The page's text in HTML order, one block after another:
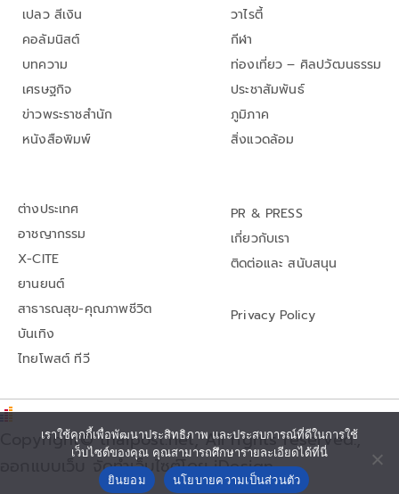
เปลว สีเงิน
คอลัมนิสต์
บทความ
เศรษฐกิจ
ข่าวพระราชสำนัก
หนังสือพิมพ์
วาไรตี้
กีฬา
ท่องเที่ยว – ศิลปวัฒนธรรม
ประชาสัมพันธ์
ภูมิภาค
สิ่งแวดล้อม
ต่างประเทศ
อาชญากรรม
X-CITE
ยานยนต์
สาธารณสุข-คุณภาพชีวิต
บันเทิง
ไทยโพสต์ ทีวี
PR & PRESS
เกี่ยวกับเรา
ติดต่อและ สนับสนุน
Privacy Policy
Copyright© thaipost.net, All rights reserved.,
ออกแบบเว็บ จัดทำเว็บไซต์โดย iDesign
เราใช้คุกกี้เพื่อพัฒนาประสิทธิภาพ และประสบการณ์ที่ดีในการใช้
เว็บไซต์ของคุณ คุณสามารถศึกษารายละเอียดได้ที่นี่
ยินยอม
นโยบายความเป็นส่วนตัว